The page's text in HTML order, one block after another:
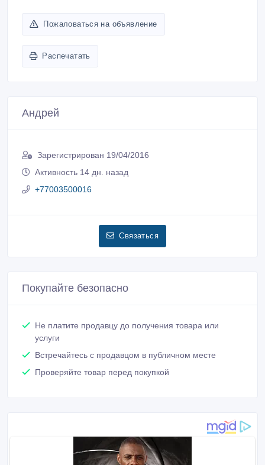
Пожаловаться на объявление
Распечатать
Андрей
Зарегистрирован 19/04/2016
Активность 14 дн. назад
+77003500016
Связаться
Покупайте безопасно
Не платите продавцу до получения товара или
услуги
Встречайтесь с продавцом в публичном месте
Проверяйте товар перед покупкой